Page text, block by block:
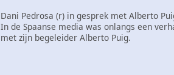
Dani Pedrosa (r) in gesprek met Alberto
In de Spaanse media was onlangs een
met zijn begeleider Alberto Puig.